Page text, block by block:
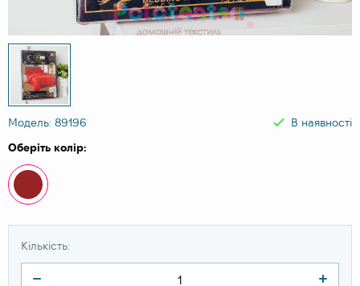
Модель: 89196
В наявності
Оберіть колір:
Кількість: